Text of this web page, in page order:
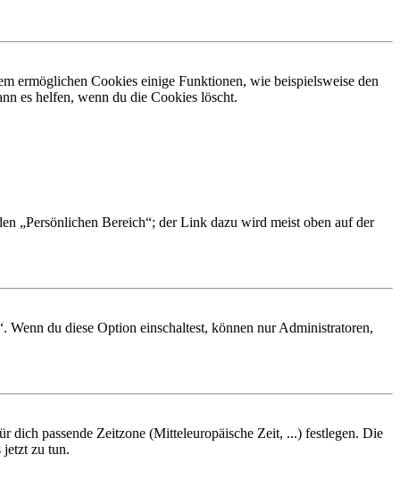
ermöglichen Cookies einige Funktionen, wie beispielsweise den
es helfen, wenn du die Cookies löscht.
„Persönlichen Bereich“; der Link dazu wird meist oben auf der
du diese Option einschaltest, können nur Administratoren,
dich passende Zeitzone (Mitteleuropäische Zeit, ...) festlegen. Die
jetzt zu tun.